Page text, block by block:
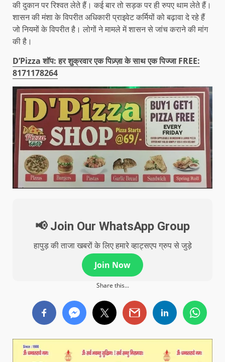
की दुकान पर रिश्वत लेते हैं। कई बार तो सड़क पर ही रुपए थाम लेते हैं।
शासन की मंशा के विपरीत अधिकारी प्राइवेट कर्मियों को बढ़ावा दे रहे हैं
जो नियमों के विपरीत है। लोगों ने मामले में शासन से जांच कराने की मांग
की है।
D’Pizza शॉप: हर शुक्रवार एक पिज़्ज़ा के साथ एक पिज्जा FREE:
8171178264
📢 Join Our WhatsApp Group
हापुड़ की ताजा खबरों के लिए हमारे व्हाट्सएप ग्रुप से जुड़े
Join Now
Share this...